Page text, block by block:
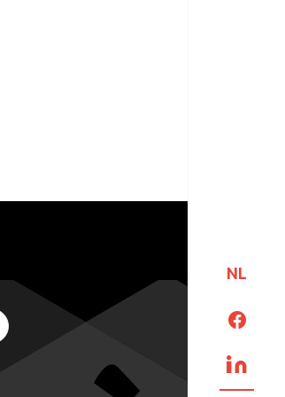
NL